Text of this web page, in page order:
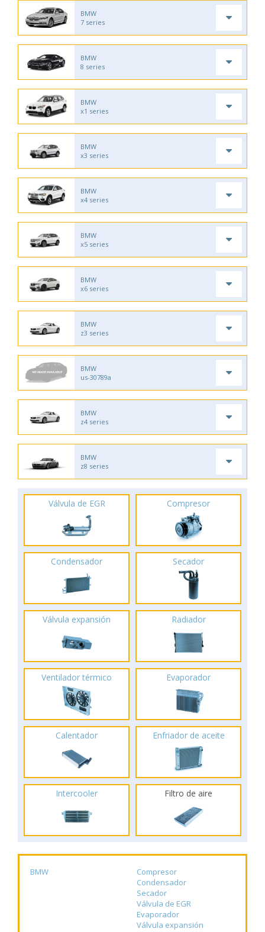
BMW
7 series
BMW
8 series
BMW
x1 series
BMW
x3 series
BMW
x4 series
BMW
x5 series
BMW
x6 series
BMW
z3 series
BMW
us-30789a
BMW
z4 series
BMW
z8 series
Válvula de EGR Compresor
Condensador Secador
Válvula expansión Radiador
Ventilador térmico Evaporador
Calentador Enfriador de aceite
Intercooler Filtro de aire
BMW
Compresor
Condensador
Secador
Válvula de EGR
Evaporador
Válvula expansión